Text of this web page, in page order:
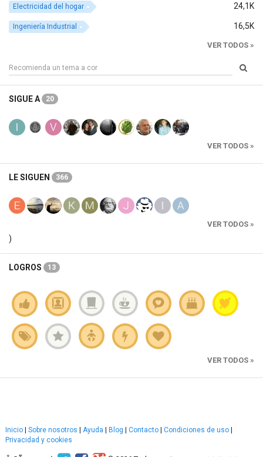
24,1K
Electricidad del hogar
16,5K
Ingeniería Industrial
VER TODOS »
SIGUE A 20
VER TODOS »
LE SIGUEN 366
VER TODOS »
)
LOGROS 13
VER TODOS »
Inicio | Sobre nosotros | Ayuda | Blog | Contacto | Condiciones de uso |
Privacidad y cookies